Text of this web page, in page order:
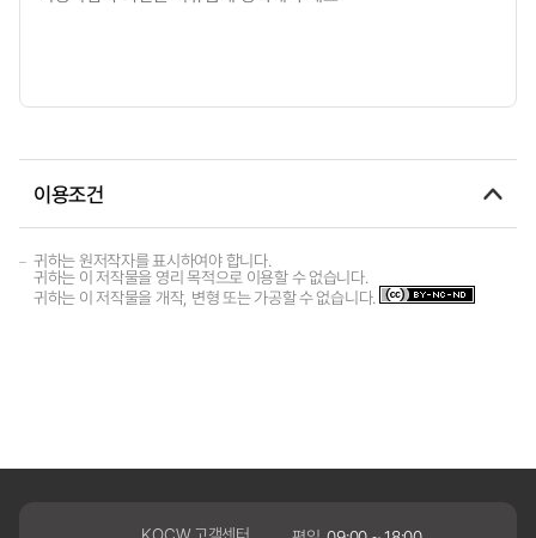
이용조건
귀하는 원저작자를 표시하여야 합니다.
귀하는 이 저작물을 영리 목적으로 이용할 수 없습니다.
귀하는 이 저작물을 개작, 변형 또는 가공할 수 없습니다.